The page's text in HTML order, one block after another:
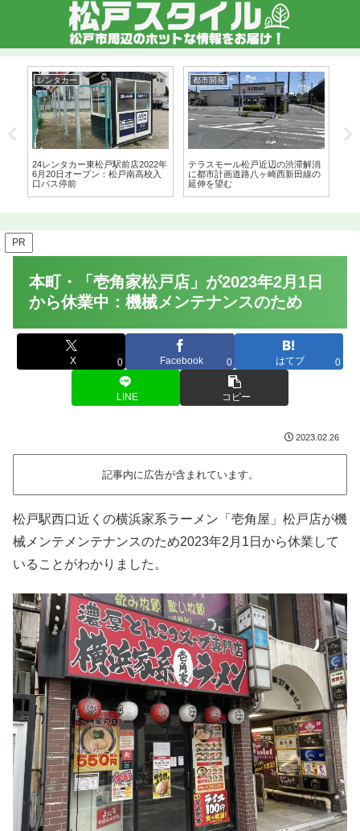
レンタカー
24レンタカー東松戸駅前店2022年
6月20日オープン：松戸南高校入
口バス停前
都市開発
テラスモール松戸近辺の渋滞解消
に都市計画道路八ヶ崎西新田線の
延伸を望む
PR
本町・「壱角家松戸店」が2023年2月1日
から休業中：機械メンテナンスのため
X 0 Facebook 0 はてブ 0
LINE コピー
2023.02.26
記事内に広告が含まれています。
松戸駅西口近くの横浜家系ラーメン「壱角屋」松戸店が機
械メンテメンテナンスのため2023年2月1日から休業して
いることがわかりました。